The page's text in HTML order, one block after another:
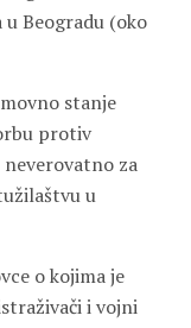
Beogradu (oko
stanje
protiv
za
u
o kojima je
i vojni